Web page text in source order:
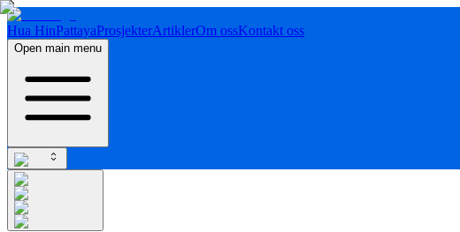
Hua HinPattayaProsjekterArtiklerOm ossKontakt oss
Open main menu